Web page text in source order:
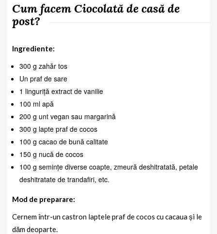
Cum facem Ciocolată de casă de
post?
Ingrediente:
300 g zahăr tos
Un praf de sare
1 linguriță extract de vanilie
100 ml apă
200 g unt vegan sau margarină
300 g lapte praf de cocos
100 g cacao de bună calitate
150 g nucă de cocos
100 g semințe diverse coapte, zmeură deshitratată, petale
deshitratate de trandafiri, etc.
Mod de preparare:
Cernem într-un castron laptele praf de cocos cu cacaua și le
dăm deoparte.